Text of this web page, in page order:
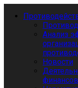
Анализ
Новости